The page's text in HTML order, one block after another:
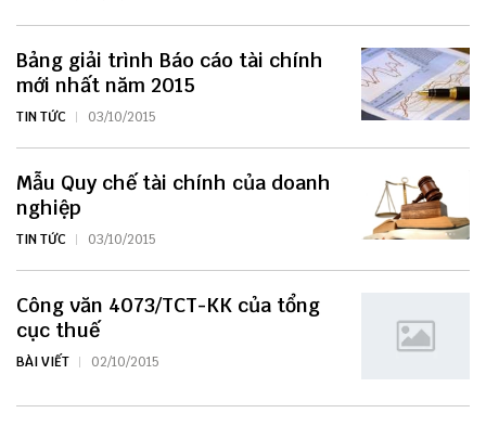
Bảng giải trình Báo cáo tài chính
mới nhất năm 2015
TIN TỨC 03/10/2015
Mẫu Quy chế tài chính của doanh
nghiệp
TIN TỨC 03/10/2015
Công văn 4073/TCT-KK của tổng
cục thuế
BÀI VIẾT 02/10/2015